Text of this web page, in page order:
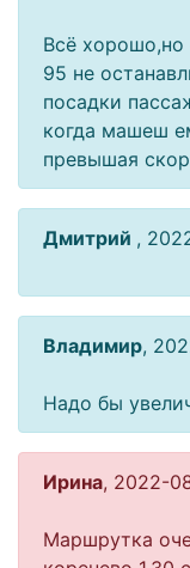
Всё хорошо,но
95 не
посадки
когда машеш
превышая
Дмитрий ,
Владимир,
Надо бы
Ирина, 2022-
Маршрутка